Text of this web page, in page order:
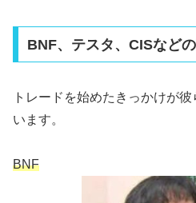
BNF、テスタ、CISなど
トレードを始めたきっかけが
います。
BNF